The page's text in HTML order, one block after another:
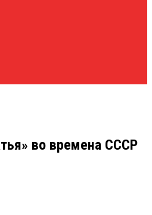
во времена СССР